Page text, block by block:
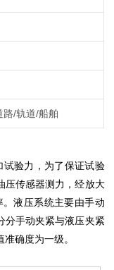
路/轨道/船舶
试验力，为了保证试验
压传感器测力，经放大
液压系统主要由手动
分手动夹紧与液压夹紧
确度为一级。